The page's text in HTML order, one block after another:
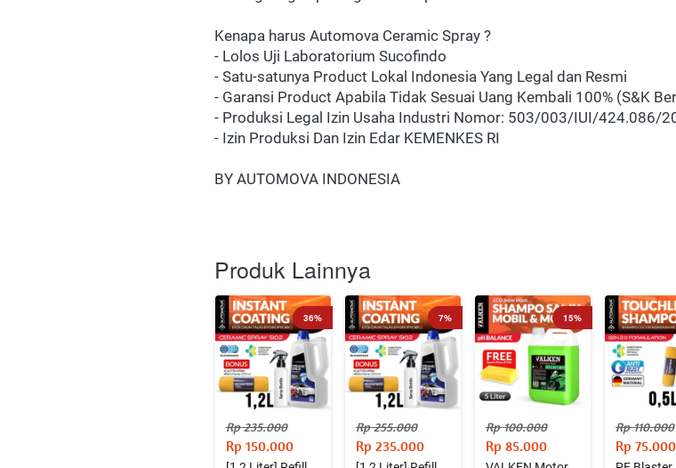
Kenapa harus Automova Ceramic Spray ?
- Lolos Uji Laboratorium Sucofindo
- Satu-satunya Product Lokal Indonesia Yang Legal dan Resmi
- Garansi Product Apabila Tidak Sesuai Uang Kembali 100% (S&K
- Produksi Legal Izin Usaha Industri Nomor: 503/003/IUI/424.086/
- Izin Produksi Dan Izin Edar KEMENKES RI
BY AUTOMOVA INDONESIA
Produk Lainnya
Rp 235.000
Rp 150.000
36%
Rp 255.000
Rp 235.000
7%
Rp 100.000
Rp 85.000
15%
Rp 110.000
Rp 75.000